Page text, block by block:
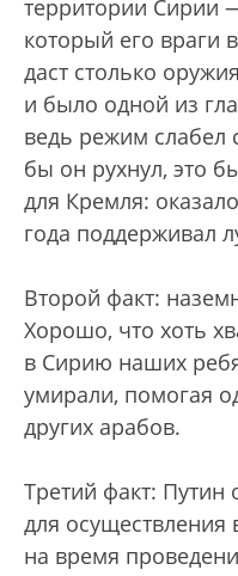
территории Сирии
который его враги
даст столько
и было одной из
ведь режим слабел
бы он рухнул, это
для Кремля:
года поддерживал
Второй факт:
Хорошо, что хоть
в Сирию наших
умирали, помогая
других арабов.
Третий факт: Путин
для
на время